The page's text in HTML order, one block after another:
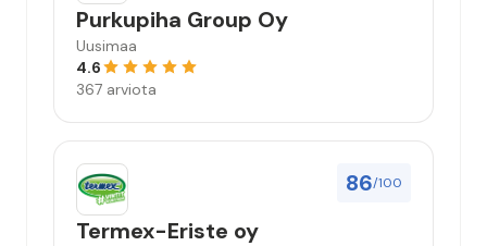
Purkupiha Group Oy
Uusimaa
4.6
367 arviota
86/100
Termex-Eriste oy